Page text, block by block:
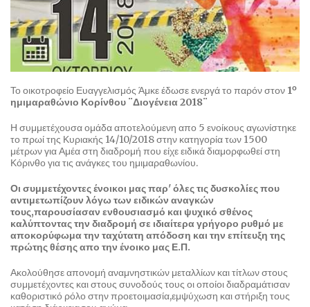
Το οικοτροφείο Ευαγγελισμός Άμκε έδωσε ενεργά το παρόν στον 1ο
ημιμαραθώνιο Κορίνθου ¨Διογένεια 2018¨
Η συμμετέχουσα ομάδα αποτελούμενη απο 5 ενοίκους αγωνίστηκε
το πρωί της Κυριακής 14/10/2018 στην κατηγορία των 1500
μέτρων για Αμέα στη διαδρομή που είχε ειδικά διαμορφωθεί στη
Κόρινθο για τις ανάγκες του ημιμαραθωνίου.
Οι συμμετέχοντες ένοικοι μας παρ' όλες τις δυσκολίες που
αντιμετωπίζουν λόγω των ειδικών αναγκών
τους,παρουσίασαν ενθουσιασμό και ψυχικό σθένος
καλύπτοντας την διαδρομή σε ιδιαίτερα γρήγορο ρυθμό με
αποκορύφωμα την ταχύτατη απόδοση και την επίτευξη της
πρώτης θέσης απο την ένοικο μας Ε.Π.
Ακολούθησε απονομή αναμνηστικών μεταλλίων και τίτλων στους
συμμετέχοντες και στους συνοδούς τους οι οποίοι διαδραμάτισαν
καθοριστικό ρόλο στην προετοιμασία,εμψύχωση και στήριξη τους